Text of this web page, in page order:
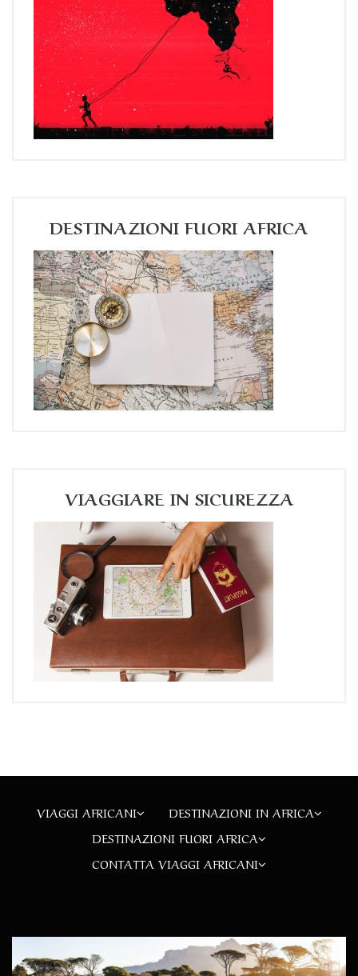
DESTINAZIONI FUORI AFRICA
VIAGGIARE IN SICUREZZA
VIAGGI AFRICANI
DESTINAZIONI IN AFRICA
DESTINAZIONI FUORI AFRICA
CONTATTA VIAGGI AFRICANI